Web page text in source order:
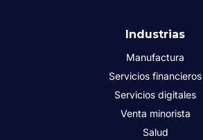
Industrias
Manufactura
Servicios financieros
Servicios digitales
Venta minorista
Salud